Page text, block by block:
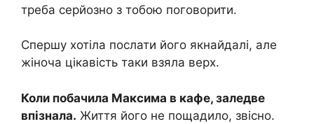
треба серйозно з тобою поговорити.
Спершу хотіла послати його якнайдалі, але
жіноча цікавість таки взяла верх.
Коли побачила Максима в кафе, заледве
впізнала. Життя його не пощадило, звісно.